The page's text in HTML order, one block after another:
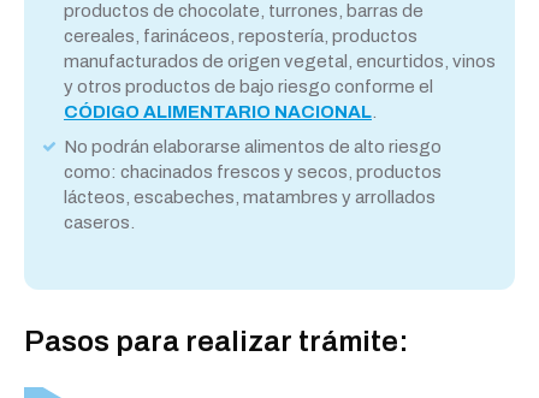
productos de chocolate, turrones, barras de
cereales, farináceos, repostería, productos
manufacturados de origen vegetal, encurtidos, vinos
y otros productos de bajo riesgo conforme el
CÓDIGO ALIMENTARIO NACIONAL
No podrán elaborarse alimentos de alto riesgo
como: chacinados frescos y secos, productos
lácteos, escabeches, matambres y arrollados
caseros.
Pasos para realizar trámite: